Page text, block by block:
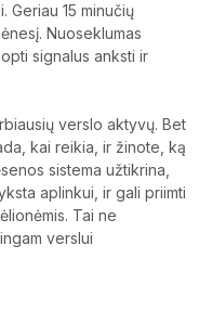
Geriau 15 minučių
Nuoseklumas
signalus anksti ir
verslo aktyvų. Bet
kai reikia, ir žinote, ką
sistema užtikrina,
aplinkui, ir gali priimti
Tai ne
verslui